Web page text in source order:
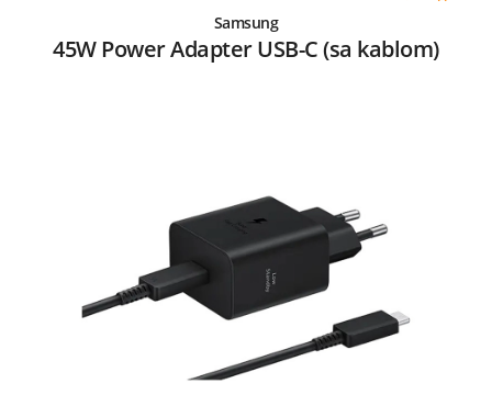
Samsung
45W Power Adapter USB-C (sa kablom)